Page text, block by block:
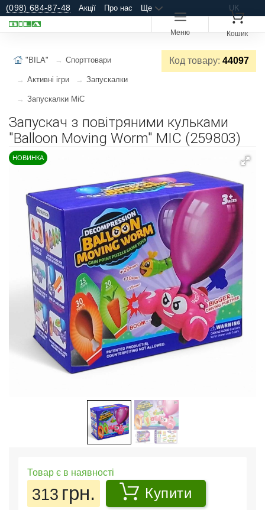
(098) 684-87-48 Акції Про нас Ще UK
Меню Кошик
Код товару: 44097
"BILA" Спорттовари
Активні ігри Запускалки
Запускалки MiC
Запускач з повітряними кульками
"Balloon Moving Worm" MIC (259803)
НОВИНКА
Товар є в наявності
313 грн. Купити